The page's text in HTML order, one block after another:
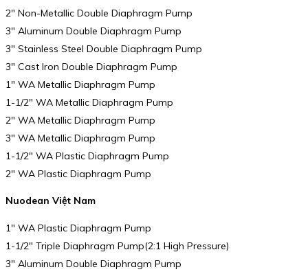
2″ Non-Metallic Double Diaphragm Pump
3″ Aluminum Double Diaphragm Pump
3″ Stainless Steel Double Diaphragm Pump
3″ Cast Iron Double Diaphragm Pump
1″ WA Metallic Diaphragm Pump
1-1/2″ WA Metallic Diaphragm Pump
2″ WA Metallic Diaphragm Pump
3″ WA Metallic Diaphragm Pump
1-1/2″ WA Plastic Diaphragm Pump
2″ WA Plastic Diaphragm Pump
Nuodean Việt Nam
1″ WA Plastic Diaphragm Pump
1-1/2″ Triple Diaphragm Pump(2:1 High Pressure)
3″ Aluminum Double Diaphragm Pump